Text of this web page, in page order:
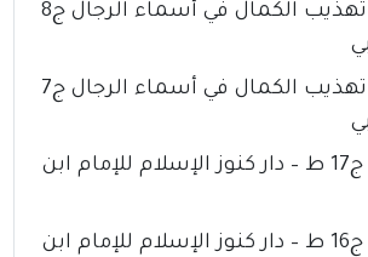
كتاب تذهيب تهذيب الكمال في أسماء الرجال ج8
كتاب تذهيب تهذيب الكمال في أسماء الرجال ج7
كتاب المغني ج17 ط – دار كنوز الإسلام للإمام ابن
كتاب المغني ج16 ط – دار كنوز الإسلام للإمام ابن